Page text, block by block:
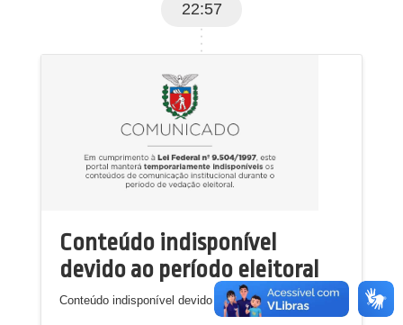
22:57
Conteúdo indisponível
devido ao período eleitoral
Conteúdo indisponível devido ao período eleitoral